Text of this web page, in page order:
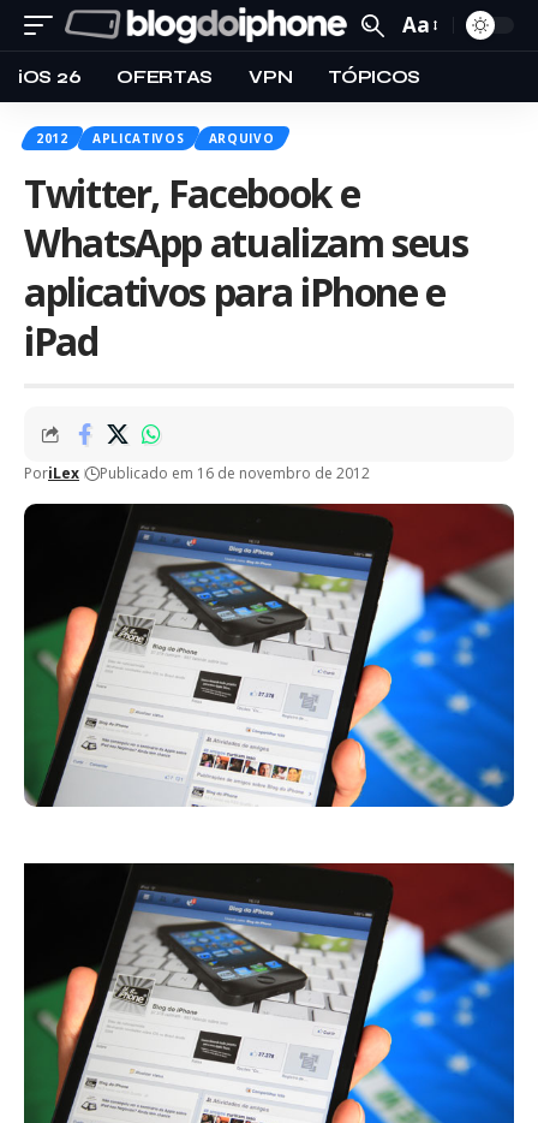
Aa
iOS 26 OFERTAS VPN TÓPICOS
2012 APLICATIVOS ARQUIVO
Twitter, Facebook e
WhatsApp atualizam seus
aplicativos para iPhone e
iPad
PoriLex Publicado em 16 de novembro de 2012